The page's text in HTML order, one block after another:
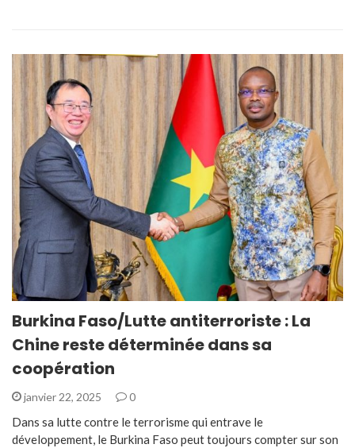
Burkina Faso/Lutte antiterroriste : La
Chine reste déterminée dans sa
coopération
janvier 22, 2025 0
Dans sa lutte contre le terrorisme qui entrave le
développement, le Burkina Faso peut toujours compter sur son